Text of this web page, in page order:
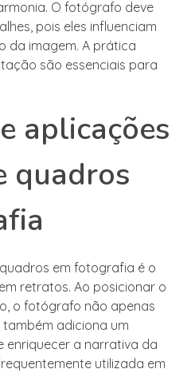
O fotógrafo deve
pois eles influenciam
da imagem. A prática
são essenciais para
aplicações
quadros
em fotografia é o
retratos. Ao posicionar o
o fotógrafo não apenas
adiciona um
enriquecer a narrativa da
utilizada em